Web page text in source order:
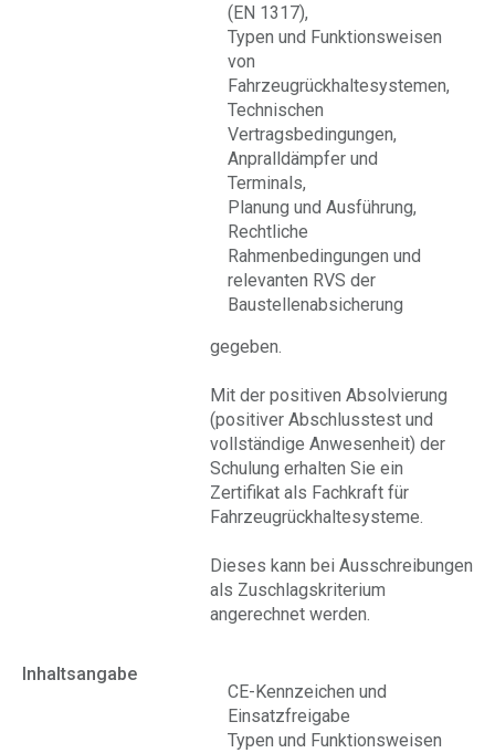
(EN 1317),
Typen und Funktionsweisen
von
Fahrzeugrückhaltesystemen,
Technischen
Vertragsbedingungen,
Anpralldämpfer und
Terminals,
Planung und Ausführung,
Rechtliche
Rahmenbedingungen und
relevanten RVS der
Baustellenabsicherung
gegeben.
Mit der positiven Absolvierung
(positiver Abschlusstest und
vollständige Anwesenheit) der
Schulung erhalten Sie ein
Zertifikat als Fachkraft für
Fahrzeugrückhaltesysteme.
Dieses kann bei Ausschreibungen
als Zuschlagskriterium
angerechnet werden.
Inhaltsangabe
CE-Kennzeichen und
Einsatzfreigabe
Typen und Funktionsweisen